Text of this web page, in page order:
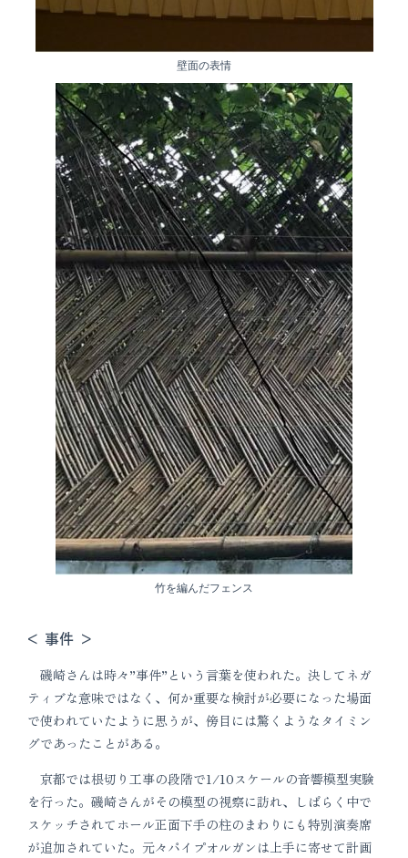
壁面の表情
竹を編んだフェンス
< 事件 >
磯崎さんは時々”事件”という言葉を使われた。決してネガ
ティブな意味ではなく、何か重要な検討が必要になった場面
で使われていたように思うが、傍目には驚くようなタイミン
グであったことがある。
京都では根切り工事の段階で1/10スケールの音響模型実験
を行った。磯崎さんがその模型の視察に訪れ、しばらく中で
スケッチされてホール正面下手の柱のまわりにも特別演奏席
が追加されていた。元々パイプオルガンは上手に寄せて計画